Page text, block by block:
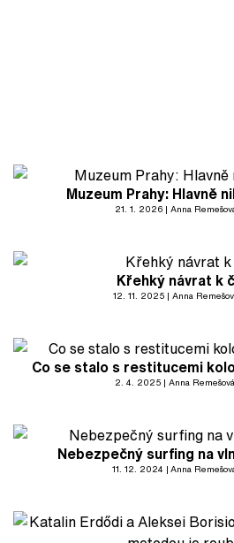
Muzeum Prahy: Hlavně
21. 1. 2026 Anna
Křehký návrat k
12. 11. 2025 Anna
Co se stalo s restitucemi
2. 4. 2025 Anna Remešová
Nebezpečný surfing na
11. 12. 2024 Anna